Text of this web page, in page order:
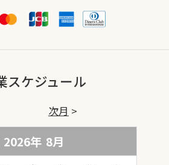
スケジュール
2026年 8月
次月